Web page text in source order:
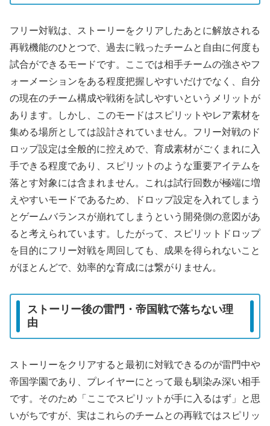
フリー対戦は、ストーリーをクリアしたあとに解放される
再戦機能のひとつで、過去に戦ったチームと自由に何度も
試合ができるモードです。ここでは相手チームの強さやフ
ォーメーションをある程度把握しやすいだけでなく、自分
の現在のチーム構成や戦術を試しやすいというメリットが
あります。しかし、このモードはスピリットやレア素材を
集める場所としては設計されていません。フリー対戦のド
ロップ設定は全般的に控えめで、育成素材がごくまれに入
手できる程度であり、スピリットのような重要アイテムを
落とす対象には含まれません。これは試行回数が極端に増
えやすいモードであるため、ドロップ設定を入れてしまう
とゲームバランスが崩れてしまうという開発側の意図があ
ると考えられています。したがって、スピリットドロップ
を目的にフリー対戦を周回しても、成果を得られないこと
がほとんどで、効率的な育成には繋がりません。
ストーリー後の雷門・帝国戦で落ちない理
由
ストーリーをクリアすると最初に対戦できるのが雷門中や
帝国学園であり、プレイヤーにとって最も馴染み深い相手
です。そのため「ここでスピリットが手に入るはず」と思
いがちですが、実はこれらのチームとの再戦ではスピリッ